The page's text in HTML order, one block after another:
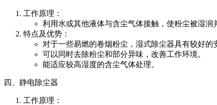
工作原理：
利用水或其他液体与含尘气体接触，使粉尘被湿
特点及优势：
对于一些易燃的卷烟粉尘，湿式除尘器具有较好的
可以同时去除粉尘和部分异味，改善工作环境。
能适应较高湿度的含尘气体处理。
四、静电除尘器
工作原理：